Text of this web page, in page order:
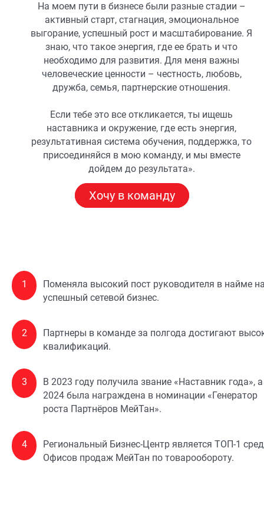
На моем пути в бизнесе были разные стадии –
активный старт, стагнация, эмоциональное
выгорание, успешный рост и масштабирование. Я
знаю, что такое энергия, где ее брать и что
необходимо для развития. Для меня важны
человеческие ценности – честность, любовь,
дружба, семья, партнерские отношения.
Если тебе это все откликается, ты ищешь
наставника и окружение, где есть энергия,
результативная система обучения, поддержка, то
присоединяйся в мою команду, и мы вместе
дойдем до результата».
Хочу в команду
1
Поменяла высокий пост руководителя в найме
успешный сетевой бизнес.
2
Партнеры в команде за полгода достигают
квалификаций.
3
В 2023 году получила звание «Наставник года»,
2024 была награждена в номинации «Генератор
роста Партнёров МейТан».
4
Региональный Бизнес-Центр является ТОП-1
Офисов продаж МейТан по товарообороту.